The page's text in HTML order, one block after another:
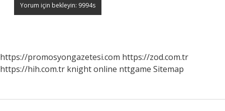
https://promosyongazetesi.com https://zod.com.tr
https://hih.com.tr knight online nttgame Sitemap